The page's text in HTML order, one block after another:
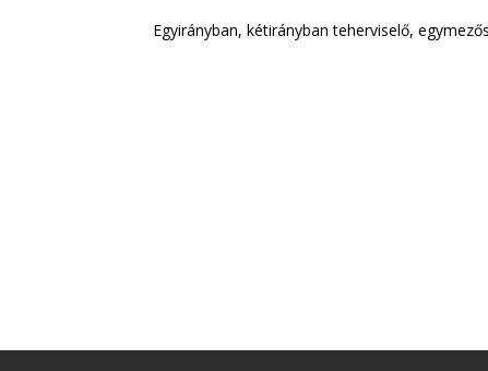
Egyirányban, kétirányban teherviselő,